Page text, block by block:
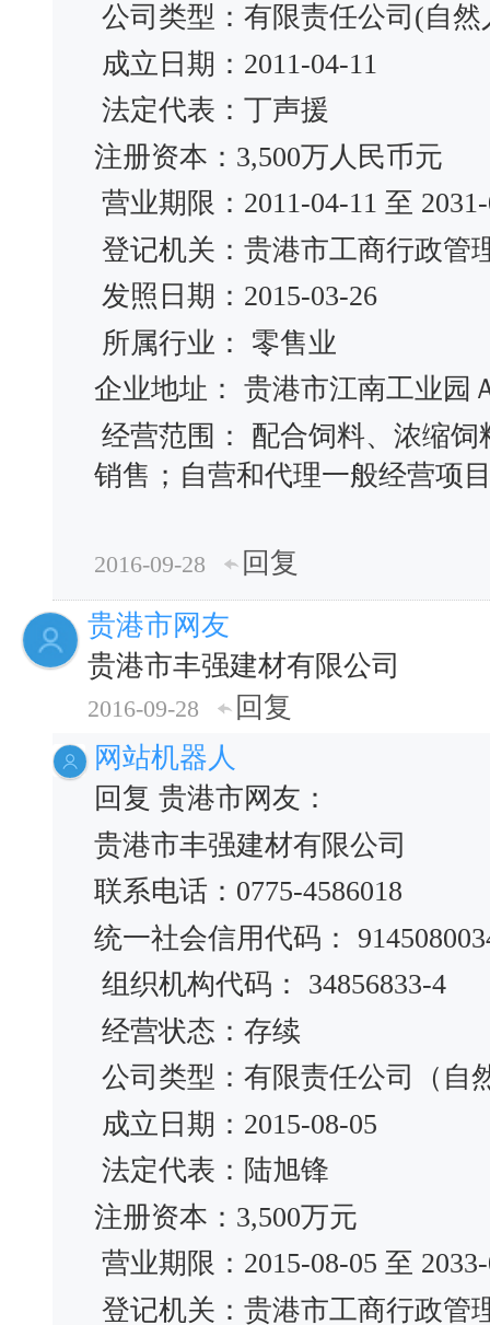
公司类型：有限责任公司(自
成立日期：2011-04-11
法定代表：丁声援
注册资本：3,500万人民币元
营业期限：2011-04-11 至
登记机关：贵港市工商行政管
发照日期：2015-03-26
所属行业： 零售业
企业地址： 贵港市江南工业园
经营范围： 配合饲料、浓缩
销售；自营和代理一般经营项
2016-09-28
回复
贵港市网友
贵港市丰强建材有限公司
2016-09-28
回复
网站机器人
回复 贵港市网友：
贵港市丰强建材有限公司
联系电话：0775-4586018
统一社会信用代码：
组织机构代码： 34856833-4
经营状态：存续
公司类型：有限责任公司（自
成立日期：2015-08-05
法定代表：陆旭锋
注册资本：3,500万元
营业期限：2015-08-05 至
登记机关：贵港市工商行政管